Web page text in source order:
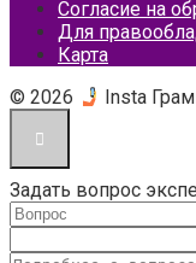
Согласие на
Для
Карта
© 2026
Insta
Задать вопрос